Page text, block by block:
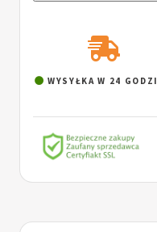
WYSYŁKA W 24